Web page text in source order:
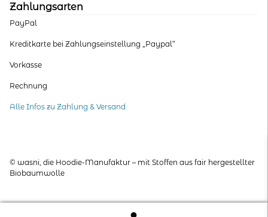
Zahlungsarten
PayPal
Kreditkarte bei Zahlungseinstellung „Paypal“
Vorkasse
Rechnung
Alle Infos zu Zahlung & Versand
© wasni, die Hoodie-Manufaktur – mit Stoffen aus fair hergestellter
Biobaumwolle